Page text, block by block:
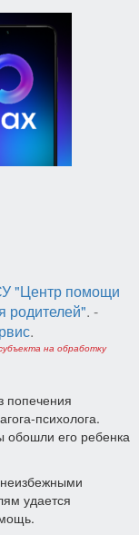
"Центр помощи
родителей". -
.
на обработку
психолога.
обошли его ребенка
неизбежными
удается